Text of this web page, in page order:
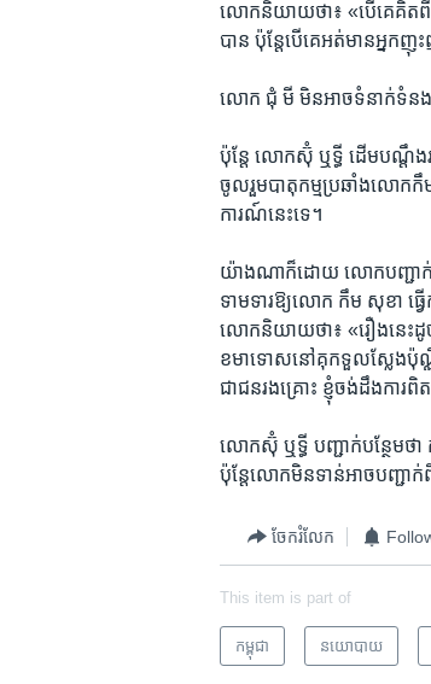
លោកនិយាយថា៖ «បើ​គេ​គិត​ពី​
បាន ​ប៉ុន្តែ​បើ​គេ​អត់​មាន​អ្ន
លោក ជុំ មី ​មិន​អាច​ទំនាក់​ទំនង​ប
ប៉ុន្តែ​ លោកស៊ុំ ឬទ្ធី ​ដើម​បណ្តឹង​
ចូលរួម​បាតុកម្ម​ប្រឆាំង​លោកកឹ
ការណ៍​នេះ​ទេ។
យ៉ាង​ណា​ក៏​ដោយ​ លោក​បញ្ជាក់​
ទាមទារ​ឱ្យ​លោក​ កឹម សុខា​ ធ្
លោក​និយាយថា៖ «​រឿង​នេះ​ដូច
ខមាទោស​នៅ​គុក​ទួល​ស្លែង​ប៉ុណ្
ជា​ជន​រងគ្រោះ ​ខ្ញុំ​ចង់​ដឹង​ការពិ
លោកស៊ុំ ឬទ្ធី ​បញ្ជាក់​បន្ថែម​ថ
ប៉ុន្តែ​លោក​មិន​ទាន់​អាច​បញ្ជា
ចែករំលែក
This item is part of
កម្ពុជា នយោបាយ